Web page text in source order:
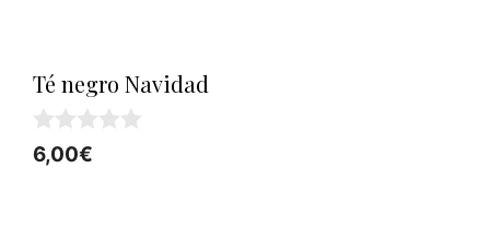
Té negro Navidad
0
d
6,00€